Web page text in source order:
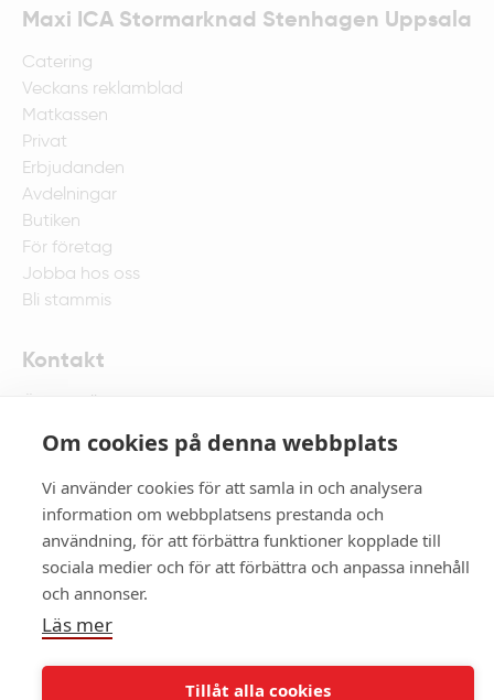
Om cookies på denna webbplats
Vi använder cookies för att samla in och analysera
information om webbplatsens prestanda och
användning, för att förbättra funktioner kopplade till
sociala medier och för att förbättra och anpassa innehåll
och annonser.
Läs mer
Tillåt alla cookies
Maxi ICA Stormarknad Stenhagen Uppsala
Catering
Veckans reklamblad
Matkassen
Privat
Erbjudanden
Avdelningar
Butiken
För företag
Jobba hos oss
Bli stammis
Kontakt
Öppet alla dagar 8-22
Fyrisparksvägen 1 , 752 67 Uppsala
018-67 75 00
Maila butiken
Copyright © 2026. All rights reserved.
Köpvillkor
Integritets- och cookiepolicy